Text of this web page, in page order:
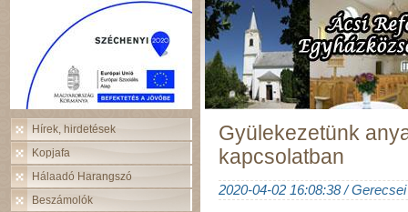
Hírek, hirdetések
Kopjafa
Hálaadó Harangszó
Beszámolók
Gyülekezetünk
kapcsolatban
2020-04-02 16:08:38 /